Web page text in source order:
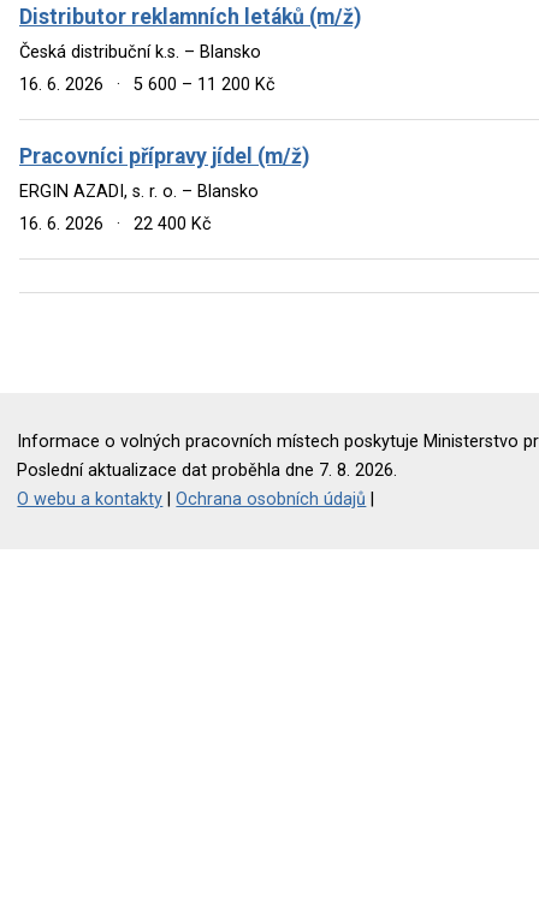
Distributor reklamních letáků (m/ž)
Česká distribuční k.s. – Blansko
16. 6. 2026
· 5 600 – 11 200 Kč
Pracovníci přípravy jídel (m/ž)
ERGIN AZADI, s. r. o. – Blansko
16. 6. 2026
· 22 400 Kč
Informace o volných pracovních místech poskytuje Ministerstvo
Poslední aktualizace dat proběhla dne 7. 8. 2026.
O webu a kontakty |Ochrana osobních údajů